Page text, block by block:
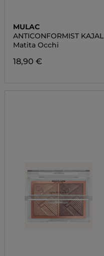
MULAC
ANTICONFORMIST KAJAL
Matita Occhi
18,90 €